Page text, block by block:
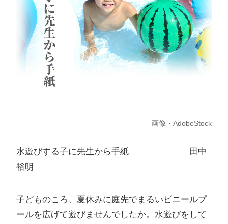
画像・AdobeStock
水遊びする子に先生から手紙 田中
裕明
子どものころ、夏休みに庭先でまるいビニールプ
ールを広げて遊びませんでしたか。水遊びをして